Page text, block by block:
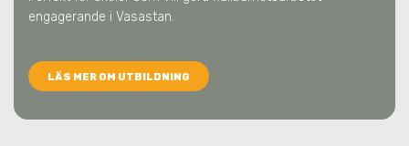
engagerande i Vasastan.
LÄS MER OM UTBILDNING